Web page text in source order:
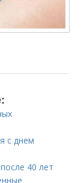
с днем
40 лет